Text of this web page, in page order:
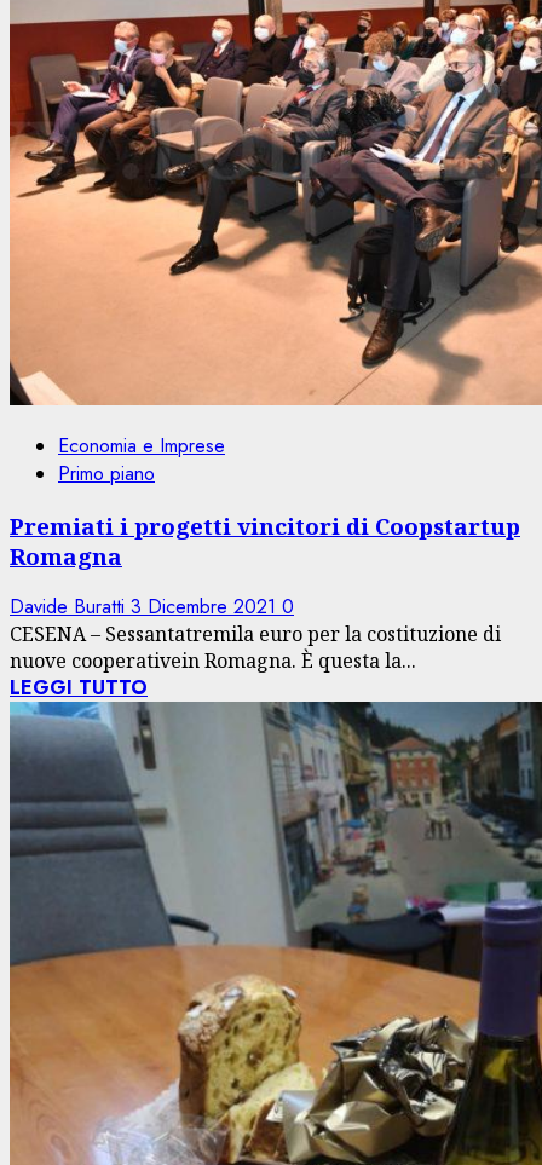
Economia e Imprese
Primo piano
Premiati i progetti vincitori di Coopstartup
Romagna
Davide Buratti 3 Dicembre 2021 0
CESENA – Sessantatremila euro per la costituzione di
nuove cooperativein Romagna. È questa la...
LEGGI TUTTO